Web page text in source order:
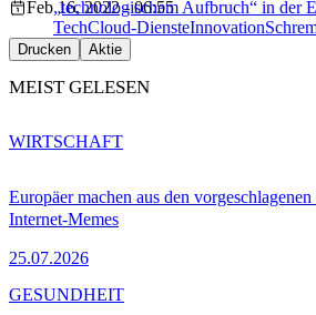
„technologischem Aufbruch“ in der
Feb 16, 2022 - 06:55
TechCloud-DiensteInnovation
Drucken Aktie
MEIST GELESEN
Europäer machen aus den
Internet-Memes
25.07.2026
WIRTSCHAFT
GESUNDHEIT